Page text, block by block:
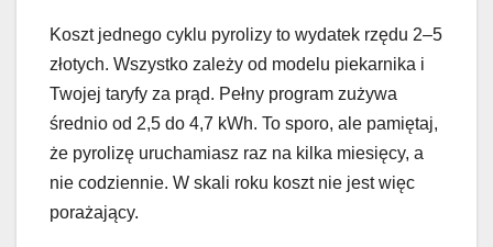
Koszt jednego cyklu pyrolizy to wydatek rzędu 2–5
złotych. Wszystko zależy od modelu piekarnika i
Twojej taryfy za prąd. Pełny program zużywa
średnio od 2,5 do 4,7 kWh. To sporo, ale pamiętaj,
że pyrolizę uruchamiasz raz na kilka miesięcy, a
nie codziennie. W skali roku koszt nie jest więc
porażający.